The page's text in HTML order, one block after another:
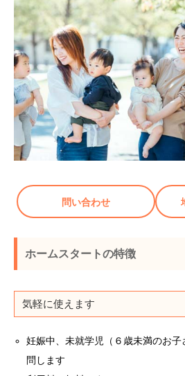
問い合わせ
ホームスタートの特徴
気軽に使えます
妊娠中、未就学児（６歳未満のお
問します